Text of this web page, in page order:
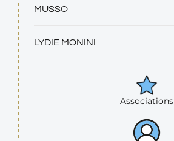
MUSSO
LYDIE MONINI
Associations